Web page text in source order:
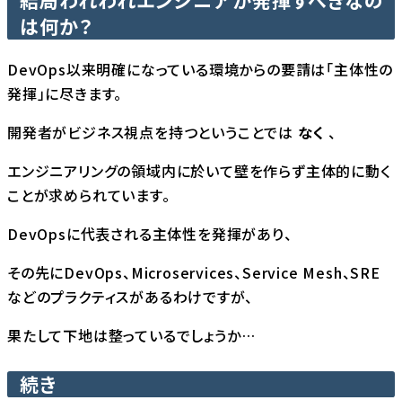
は何か？
DevOps以来明確になっている環境からの要請は「主体性の
発揮」に尽きます。
開発者がビジネス視点を持つということでは なく 、
エンジニアリングの領域内に於いて壁を作らず主体的に動く
ことが求められています。
DevOpsに代表される主体性を発揮があり、
その先にDevOps、Microservices、Service Mesh、SRE
などのプラクティスがあるわけですが、
果たして下地は整っているでしょうか…
続き